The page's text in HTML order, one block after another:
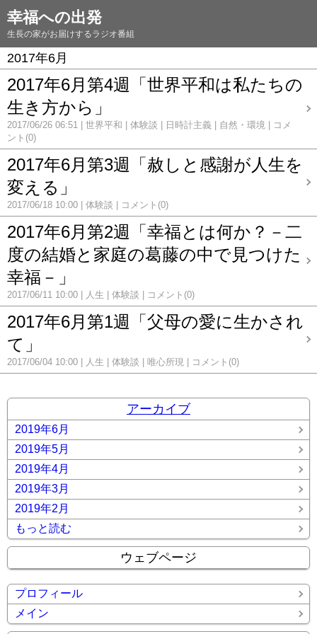
幸福への出発
生長の家がお届けするラジオ番組
2017年6月
2017年6月第4週「世界平和は私たちの
生き方から」
2017/06/26 06:51 世界平和 体験談 日時計主義 自然・環境
コメ
ント(0)
2017年6月第3週「赦しと感謝が人生を
変える」
2017/06/18 10:00 体験談 コメント(0)
2017年6月第2週「幸福とは何か？－二
度の結婚と家庭の葛藤の中で見つけた
幸福－」
2017/06/11 10:00 人生 体験談 コメント(0)
2017年6月第1週「父母の愛に生かされ
て」
2017/06/04 10:00 人生 体験談 唯心所現 コメント(0)
アーカイブ
2019年6月
2019年5月
2019年4月
2019年3月
2019年2月
もっと読む
ウェブページ
プロフィール
メイン